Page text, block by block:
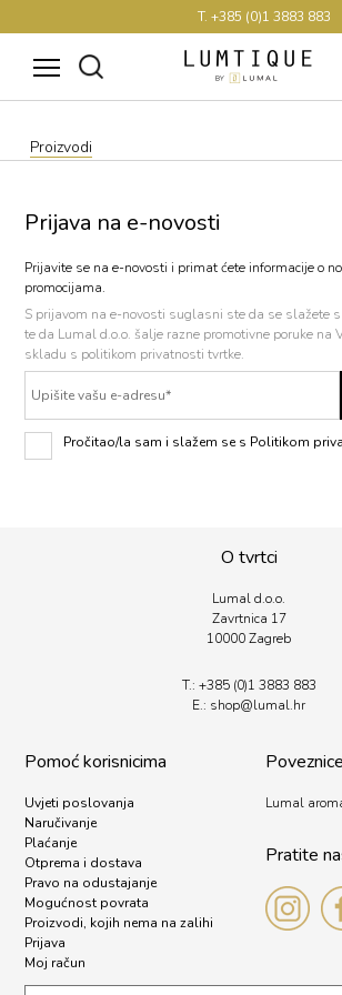
T. +385 (0)1 3883 883
Proizvodi
Prijava na e-novosti
Prijavite se na e-novosti i primat ćete informacije o
promocijama.
S prijavom na e-novosti suglasni ste da se slažete
te da Lumal d.o.o. šalje razne promotivne poruke na
skladu s politikom privatnosti tvrtke.
Pročitao/la sam i slažem se s Politikom
O tvrtci
Lumal d.o.o.
Zavrtnica 17
10000 Zagreb
T.: +385 (0)1 3883 883
E.: shop@lumal.hr
Pomoć korisnicima
Uvjeti poslovanja
Naručivanje
Plaćanje
Otprema i dostava
Pravo na odustajanje
Mogućnost povrata
Proizvodi, kojih nema na zalihi
Prijava
Moj račun
Poveznice
Lumal
Pratite